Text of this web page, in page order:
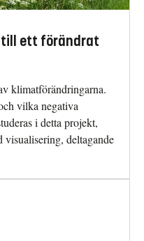
ett förändrat
klimatförändringarna.
vilka negativa
i detta projekt,
visualisering, deltagande